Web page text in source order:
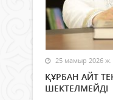
25 мамыр 2026 ж.
ҚҰРБАН АЙТ
ШЕКТЕЛМЕЙДІ